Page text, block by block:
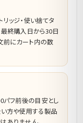
リッジ・使い捨てタ
最終購入日から30日
前にカート内の数
パフ前後の目安とし
い方や使用する製品